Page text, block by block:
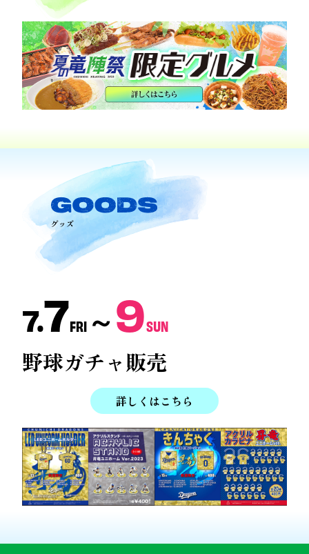
7.7FRI～9SUN
野球ガチャ販売
詳しくはこちら